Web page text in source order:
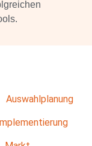
Auswahlplanung
Implementierung